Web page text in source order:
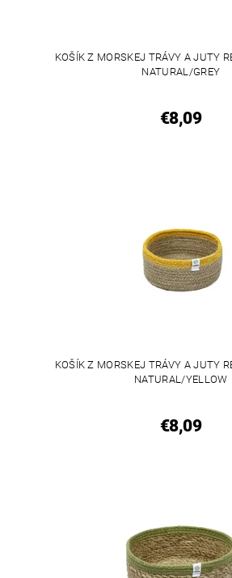
KOŠÍK Z MORSKEJ TRÁVY A JUTY
NATURAL/GREY
€8,09
KOŠÍK Z MORSKEJ TRÁVY A JUTY
NATURAL/YELLOW
€8,09